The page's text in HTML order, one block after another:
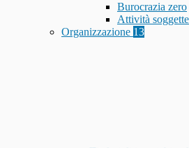
Burocrazia zero
Attività
Organizzazione 13